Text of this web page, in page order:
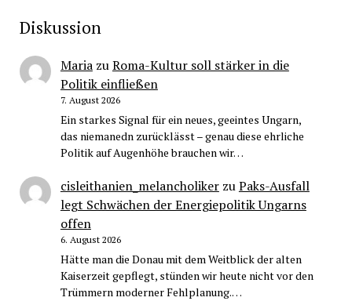
Diskussion
MariazuRoma-Kultur soll stärker in die
Politik einfließen
7. August 2026
Ein starkes Signal für ein neues, geeintes Ungarn,
das niemanedn zurücklässt – genau diese ehrliche
Politik auf Augenhöhe brauchen wir…
cisleithanien_melancholikerzuPaks-Ausfall
legt Schwächen der Energiepolitik Ungarns
offen
6. August 2026
Hätte man die Donau mit dem Weitblick der alten
Kaiserzeit gepflegt, stünden wir heute nicht vor den
Trümmern moderner Fehlplanung.…